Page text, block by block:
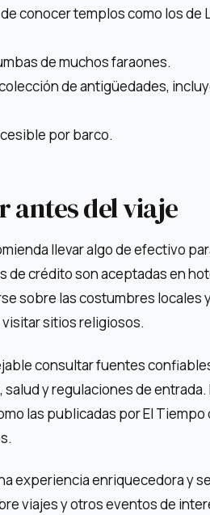
conocer templos como los de
de muchos faraones.
de antigüedades,
por barco.
antes del viaje
llevar algo de efectivo
de crédito son aceptadas en
sobre las costumbres locales
sitios religiosos.
consultar fuentes
y regulaciones de entrada.
las publicadas por El
experiencia enriquecedora y
viajes y otros eventos de